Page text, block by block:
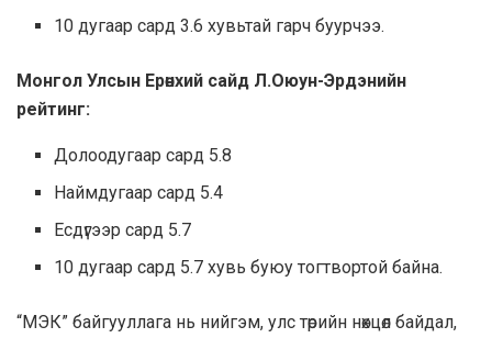
10 дугаар сард 3.6 хувьтай гарч буурчээ.
Монгол Улсын Ерөнхий сайд Л.Оюун-Эрдэнийн
рейтинг:
Долоодугаар сард 5.8
Наймдугаар сард 5.4
Есдүгээр сард 5.7
10 дугаар сард 5.7 хувь буюу тогтвортой байна.
“МЭК” байгууллага нь нийгэм, улс төрийн нөхцөл байдал,